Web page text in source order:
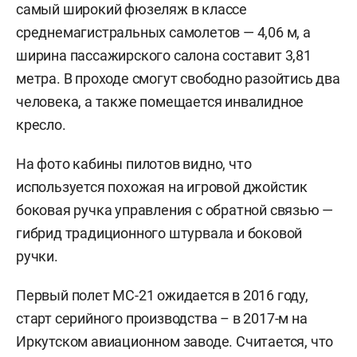
самый широкий фюзеляж в классе
среднемагистральных самолетов — 4,06 м, а
ширина пассажирского салона составит 3,81
метра. В проходе смогут свободно разойтись два
человека, а также помещается инвалидное
кресло.
На фото кабины пилотов видно, что
используется похожая на игровой джойстик
боковая ручка управления с обратной связью —
гибрид традиционного штурвала и боковой
ручки.
Первый полет МС-21 ожидается в 2016 году,
старт серийного производства – в 2017-м на
Иркутском авиационном заводе. Считается, что